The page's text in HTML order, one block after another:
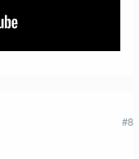
#8